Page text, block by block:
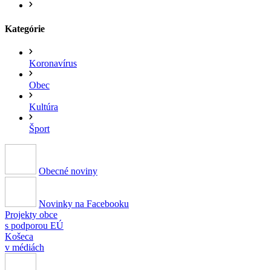
Kategórie
Koronavírus
Obec
Kultúra
Šport
Obecné noviny
Novinky na Facebooku
Projekty obce
s podporou EÚ
Košeca
v médiách